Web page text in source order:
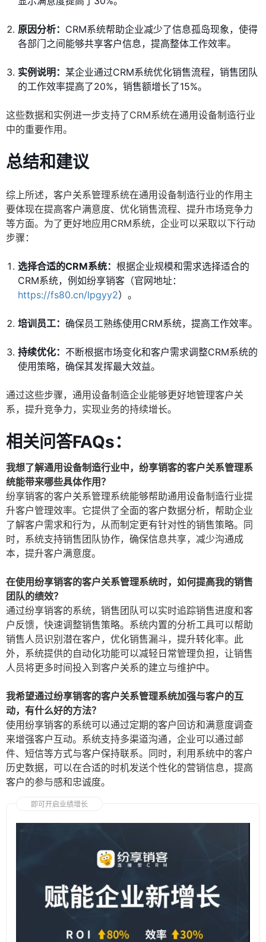
原因分析： CRM系统帮助企业减少了信息孤岛现象，使得
各部门之间能够共享客户信息，提高整体工作效率。
实例说明： 某企业通过CRM系统优化销售流程，销售团队
的工作效率提高了20%，销售额增长了15%。
这些数据和实例进一步支持了CRM系统在通用设备制造行业
中的重要作用。
总结和建议
综上所述，客户关系管理系统在通用设备制造行业的作用主
要体现在提高客户满意度、优化销售流程、提升市场竞争力
等方面。为了更好地应用CRM系统，企业可以采取以下行动
步骤：
选择合适的CRM系统： 根据企业规模和需求选择适合的
CRM系统，例如纷享销客（官网地址：
https://fs80.cn/lpgyy2）。
培训员工： 确保员工熟练使用CRM系统，提高工作效率。
持续优化： 不断根据市场变化和客户需求调整CRM系统的
使用策略，确保其发挥最大效益。
通过这些步骤，通用设备制造企业能够更好地管理客户关
系，提升竞争力，实现业务的持续增长。
相关问答FAQs：
我想了解通用设备制造行业中，纷享销客的客户关系管理系
统能带来哪些具体作用？
纷享销客的客户关系管理系统能够帮助通用设备制造行业提
升客户管理效率。它提供了全面的客户数据分析，帮助企业
了解客户需求和行为，从而制定更有针对性的销售策略。同
时，系统支持销售团队协作，确保信息共享，减少沟通成
本，提升客户满意度。
在使用纷享销客的客户关系管理系统时，如何提高我的销售
团队的绩效？
通过纷享销客的系统，销售团队可以实时追踪销售进度和客
户反馈，快速调整销售策略。系统内置的分析工具可以帮助
销售人员识别潜在客户，优化销售漏斗，提升转化率。此
外，系统提供的自动化功能可以减轻日常管理负担，让销售
人员将更多时间投入到客户关系的建立与维护中。
我希望通过纷享销客的客户关系管理系统加强与客户的互
动，有什么好的方法？
使用纷享销客的系统可以通过定期的客户回访和满意度调查
来增强客户互动。系统支持多渠道沟通，企业可以通过邮
件、短信等方式与客户保持联系。同时，利用系统中的客户
历史数据，可以在合适的时机发送个性化的营销信息，提高
客户的参与感和忠诚度。
即可开启业绩增长